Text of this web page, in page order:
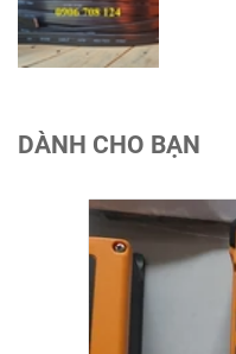
DÀNH CHO BẠN